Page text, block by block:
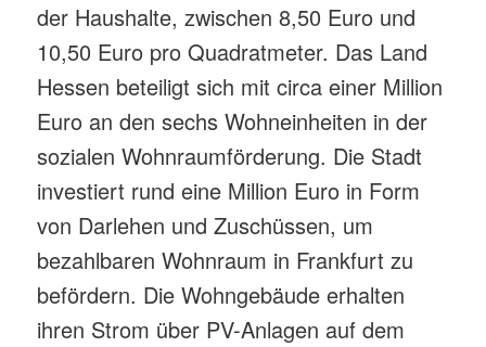
der Haushalte, zwischen 8,50 Euro und
10,50 Euro pro Quadratmeter. Das Land
Hessen beteiligt sich mit circa einer Million
Euro an den sechs Wohneinheiten in der
sozialen Wohnraumförderung. Die Stadt
investiert rund eine Million Euro in Form
von Darlehen und Zuschüssen, um
bezahlbaren Wohnraum in Frankfurt zu
befördern. Die Wohngebäude erhalten
ihren Strom über PV-Anlagen auf dem